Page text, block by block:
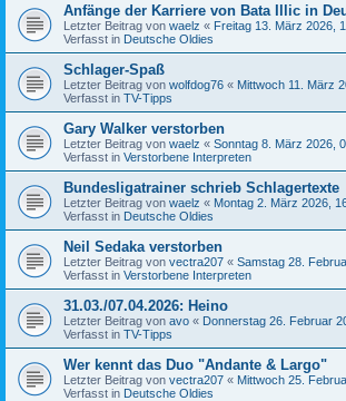
Anfänge der Karriere von Bata Illic in
Letzter Beitrag von waelz « Freitag 13. März 2026,
Verfasst in Deutsche Oldies
Schlager-Spaß
Letzter Beitrag von wolfdog76 « Mittwoch 11. März
Verfasst in TV-Tipps
Gary Walker verstorben
Letzter Beitrag von waelz « Sonntag 8. März 2026,
Verfasst in Verstorbene Interpreten
Bundesligatrainer schrieb Schlagertexte
Letzter Beitrag von waelz « Montag 2. März 2026,
Verfasst in Deutsche Oldies
Neil Sedaka verstorben
Letzter Beitrag von vectra207 « Samstag 28.
Verfasst in Verstorbene Interpreten
31.03./07.04.2026: Heino
Letzter Beitrag von avo « Donnerstag 26. Februar
Verfasst in TV-Tipps
Wer kennt das Duo "Andante & Largo"
Letzter Beitrag von vectra207 « Mittwoch 25.
Verfasst in Deutsche Oldies